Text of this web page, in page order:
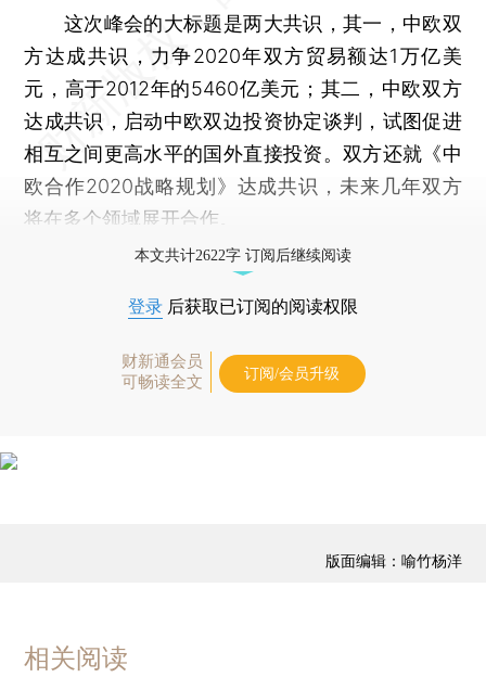
这次峰会的大标题是两大共识，其一，中欧双
方达成共识，力争2020年双方贸易额达1万亿美
元，高于2012年的5460亿美元；其二，中欧双方
达成共识，启动中欧双边投资协定谈判，试图促进
相互之间更高水平的国外直接投资。双方还就《中
欧合作2020战略规划》达成共识，未来几年双方
将在多个领域展开合作。
本文共计2622字 订阅后继续阅读
登录 后获取已订阅的阅读权限
财新通会员
可畅读全文
订阅/会员升级
版面编辑：喻竹杨洋
相关阅读